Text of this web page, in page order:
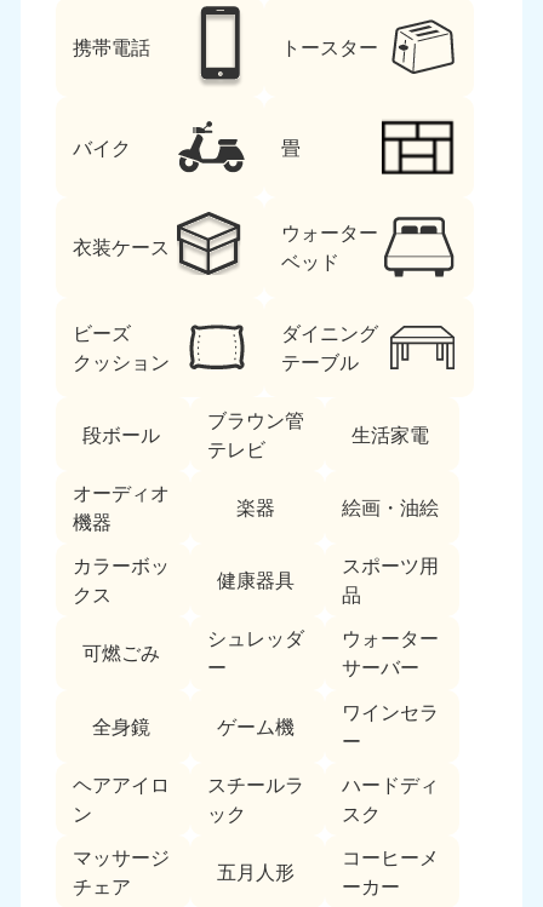
携帯電話 トースター
バイク 畳
衣装ケース
ウォーター
ベッド
ビーズ
クッション
ダイニング
テーブル
段ボール
ブラウン管
テレビ
生活家電
オーディオ
機器
楽器 絵画・油絵
カラーボッ
クス
健康器具
スポーツ用
品
可燃ごみ
シュレッダ
ー
ウォーター
サーバー
全身鏡 ゲーム機
ワインセラ
ー
ヘアアイロ
ン
スチールラ
ック
ハードディ
スク
マッサージ
チェア
五月人形
コーヒーメ
ーカー
北海道・東北
050-1881-5277
9:00〜19:00 年中無休
050-1881-5276
9:00〜19:00 年中無休
岩手県
9:00〜19:00 年中無休 9:00〜19:00 年中無休
050-1881-5273
9:00〜19:00 年中無休
050-1881-5272
9:00〜19:00 年中無休